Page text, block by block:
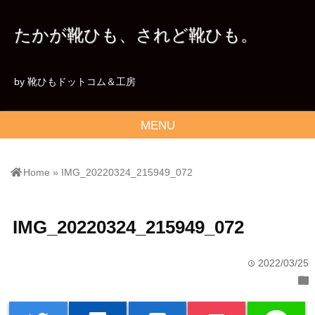
たかが靴ひも、されど靴ひも。
by 靴ひもドットコム＆工房
MENU
Home » IMG_20220324_215949_072
IMG_20220324_215949_072
time 2022/03/25
folder